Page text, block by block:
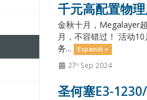
千元高配置物
金秋十月，Megalayer
月，不容错过！ 活动
务...
Espandi »
27º Sep 2024
圣何塞E3-